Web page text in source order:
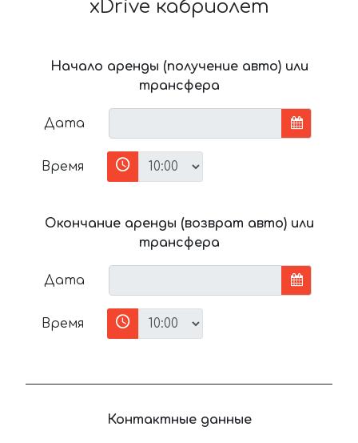
xDrive кабриолет
Начало аренды (получение авто) или
трансфера
Дата
Время
Окончание аренды (возврат авто) или
трансфера
Дата
Время
Контактные данные